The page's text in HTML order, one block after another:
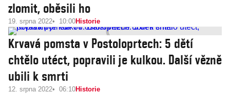
zlomit, oběsili ho
19. srpna 2022 10:00Historie
Krvavá pomsta v Postoloprtech: 5 dětí
chtělo utéct, popravili je kulkou. Další vězně
ubili k smrti
12. srpna 2022 06:10Historie